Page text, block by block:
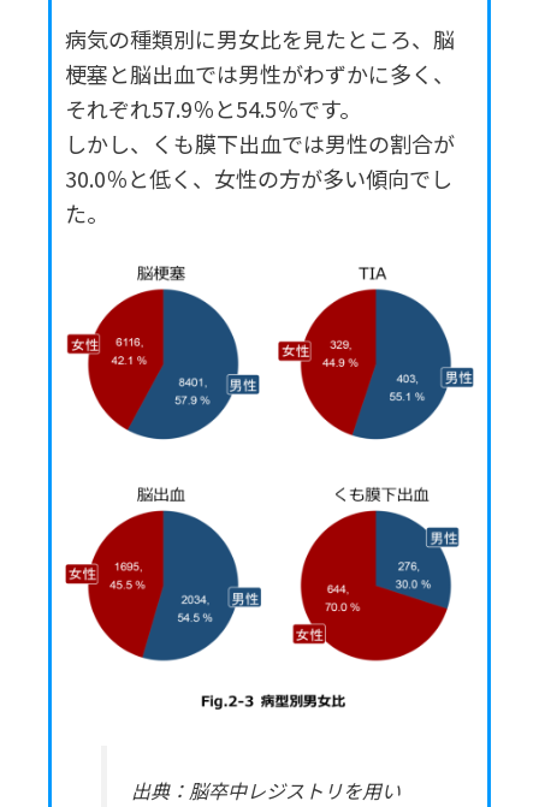
病気の種類別に男女比を見たところ、脳
梗塞と脳出血では男性がわずかに多く、
それぞれ57.9％と54.5％です。
しかし、くも膜下出血では男性の割合が
30.0％と低く、女性の方が多い傾向でし
た。
出典：脳卒中レジストリを用い